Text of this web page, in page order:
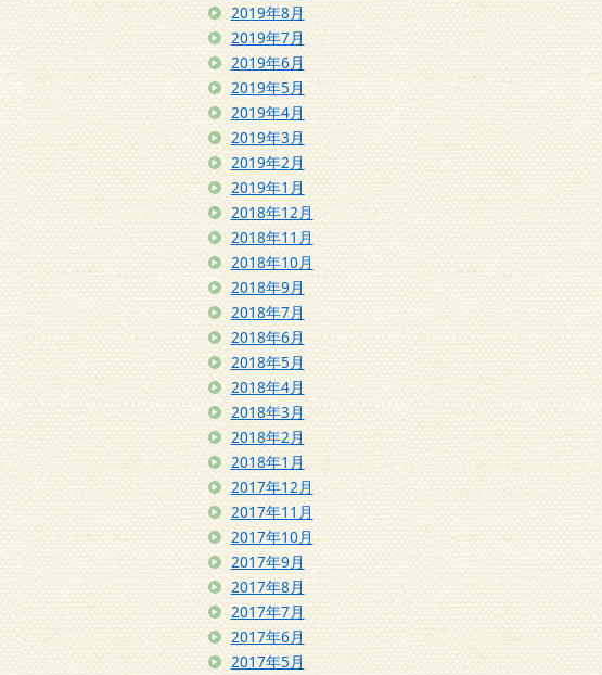
2019年8月
2019年7月
2019年6月
2019年5月
2019年4月
2019年3月
2019年2月
2019年1月
2018年12月
2018年11月
2018年10月
2018年9月
2018年7月
2018年6月
2018年5月
2018年4月
2018年3月
2018年2月
2018年1月
2017年12月
2017年11月
2017年10月
2017年9月
2017年8月
2017年7月
2017年6月
2017年5月